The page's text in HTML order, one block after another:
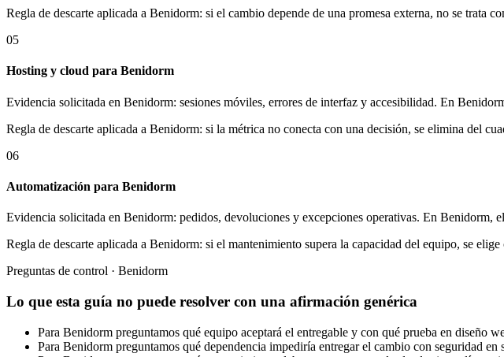
Regla de descarte aplicada a Benidorm: si el cambio depende de una promesa externa, no se trata
05
Hosting y cloud para Benidorm
Evidencia solicitada en Benidorm: sesiones móviles, errores de interfaz y accesibilidad. En
Regla de descarte aplicada a Benidorm: si la métrica no conecta con una decisión, se elimina del
06
Automatización para Benidorm
Evidencia solicitada en Benidorm: pedidos, devoluciones y excepciones operativas. En Benidorm,
Regla de descarte aplicada a Benidorm: si el mantenimiento supera la capacidad del equipo, se
Preguntas de control · Benidorm
Lo que esta guía no puede resolver con una afirmación genérica
Para Benidorm preguntamos qué equipo aceptará el entregable y con qué prueba en diseño
Para Benidorm preguntamos qué dependencia impediría entregar el cambio con seguridad